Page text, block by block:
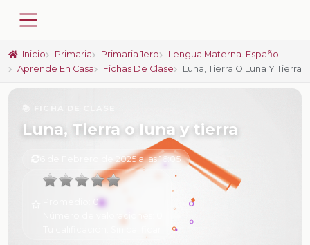
Inicio Primaria Primaria 1ero
Lengua Materna. Español
Aprende En Casa
Fichas De Clase Luna, Tierra O Luna Y Tierra
Luna, Tierra o luna y tierra
6 de Febrero de 2025 a las 16:05
0